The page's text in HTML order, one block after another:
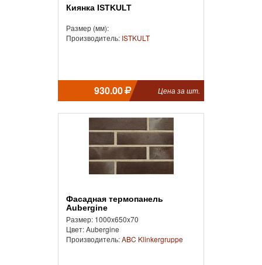
Киянка ISTKULT
Размер (мм):
Производитель: ISTKULT
930.00 Цена за шт.
Фасадная термопанель
Aubergine
Размер: 1000x650x70
Цвет: Aubergine
Производитель:ABC Klinkergruppe